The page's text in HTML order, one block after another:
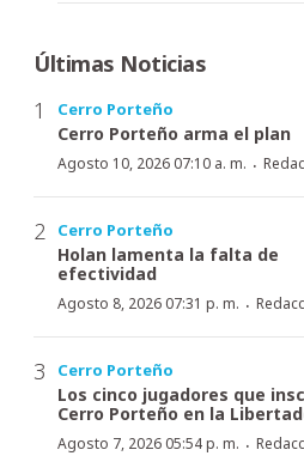
Últimas Noticias
Cerro Porteño
Cerro Porteño arma el plan
Agosto 10, 2026 07:10 a. m. ·
Cerro Porteño
Holan lamenta la falta de
efectividad
Agosto 8, 2026 07:31 p. m. ·
Cerro Porteño
Los cinco jugadores que
Cerro Porteño en la
Agosto 7, 2026 05:54 p. m. ·